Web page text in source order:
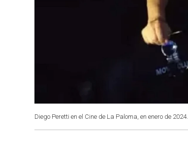
Diego Peretti en el Cine de La Paloma, en enero de 2024.